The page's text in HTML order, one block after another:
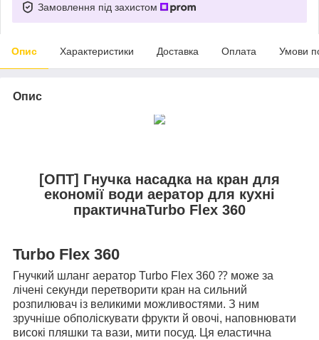
Замовлення під захистом
Опис Характеристики Доставка Оплата Умови
Опис
[ОПТ] Гнучка насадка на кран для
економії води аератор для кухні
практичнаTurbo Flex 360
Turbo Flex 360
Гнучкий шланг аератор Turbo Flex 360 ⁇ може за
лічені секунди перетворити кран на сильний
розпилювач із великими можливостями. З ним
зручніше обполіскувати фрукти й овочі, наповнювати
високі пляшки та вази, мити посуд. Ця еластична